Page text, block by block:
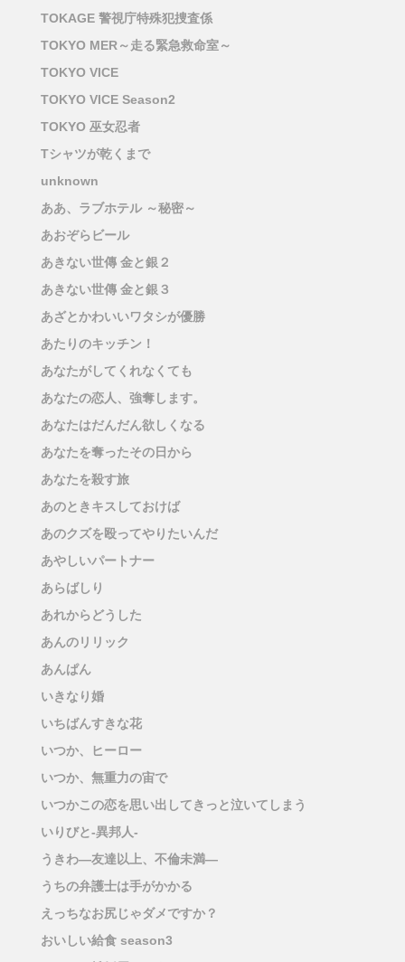
TOKAGE 警視庁特殊犯捜査係
TOKYO MER～走る緊急救命室～
TOKYO VICE
TOKYO VICE Season2
TOKYO 巫女忍者
Tシャツが乾くまで
unknown
ああ、ラブホテル ～秘密～
あおぞらビール
あきない世傳 金と銀２
あきない世傳 金と銀３
あざとかわいいワタシが優勝
あたりのキッチン！
あなたがしてくれなくても
あなたの恋人、強奪します。
あなたはだんだん欲しくなる
あなたを奪ったその日から
あなたを殺す旅
あのときキスしておけば
あのクズを殴ってやりたいんだ
あやしいパートナー
あらばしり
あれからどうした
あんのリリック
あんぱん
いきなり婚
いちばんすきな花
いつか、ヒーロー
いつか、無重力の宙で
いつかこの恋を思い出してきっと泣いてしまう
いりびと-異邦人-
うきわ―友達以上、不倫未満―
うちの弁護士は手がかかる
えっちなお尻じゃダメですか？
おいしい給食 season3